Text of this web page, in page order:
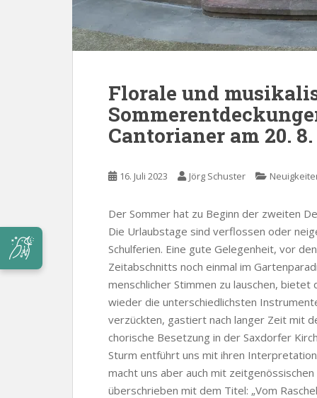
Florale und
Cantorianer am 20. 8.
16. Juli 2023 Jörg Schuster
Der Sommer hat zu Beginn der zweiten
Die Urlaubstage sind verflossen oder
Schulferien. Eine gute Gelegenheit, vor
Zeitabschnitts noch einmal im
menschlicher Stimmen zu lauschen,
wieder die unterschiedlichsten
verzückten, gastiert nach langer Zeit mit
chorische Besetzung in der Saxdorfer
Sturm entführt uns mit ihren
macht uns aber auch mit
überschrieben mit dem Titel: „Vom